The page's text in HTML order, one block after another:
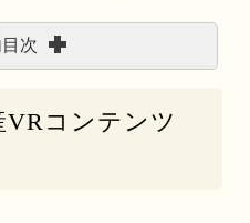
次
VRコンテンツ